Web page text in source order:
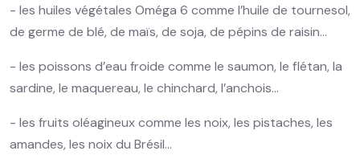
- les huiles végétales Oméga 6 comme l’huile de tournesol,
de germe de blé, de maïs, de soja, de pépins de raisin…
- les poissons d’eau froide comme le saumon, le flétan, la
sardine, le maquereau, le chinchard, l’anchois…
- les fruits oléagineux comme les noix, les pistaches, les
amandes, les noix du Brésil…